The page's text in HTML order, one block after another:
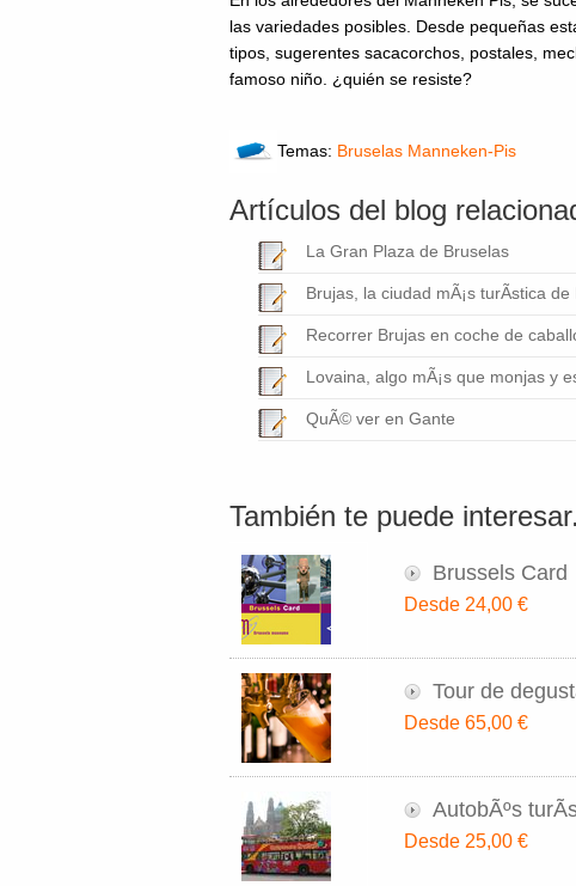
las variedades posibles. Desde pequeñas
tipos, sugerentes sacacorchos, postales,
famoso niño. ¿quién se resiste?
Temas: Bruselas Manneken-Pis
Artículos del blog
La Gran Plaza de Bruselas
Brujas, la ciudad mÃ¡s turÃ­stica de
Recorrer Brujas en coche de
Lovaina, algo mÃ¡s que monjas y
QuÃ© ver en Gante
También te puede
Brussels Card
Desde 24,00 €
Tour de
Desde 65,00 €
AutobÃºs
Desde 25,00 €